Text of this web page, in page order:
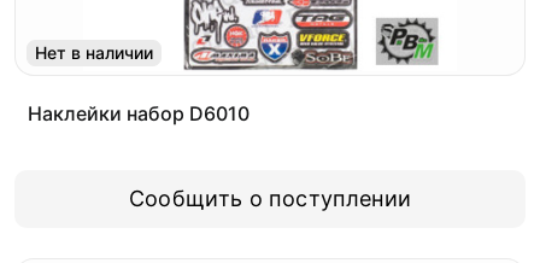
Нет в наличии
Наклейки набор D6010
Сообщить о поступлении